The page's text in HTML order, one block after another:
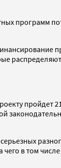
программ
пройдет
чего в том